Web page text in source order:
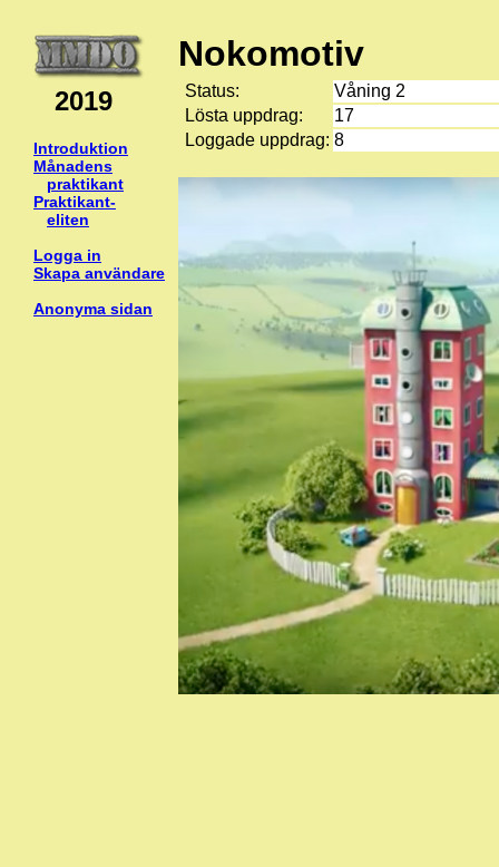
2019
Introduktion
Månadens
praktikant
Praktikant-
eliten
Logga in
Skapa användare
Anonyma sidan
Nokomotiv
Status:
Våning 2
Lösta uppdrag:
17
Loggade uppdrag: 8